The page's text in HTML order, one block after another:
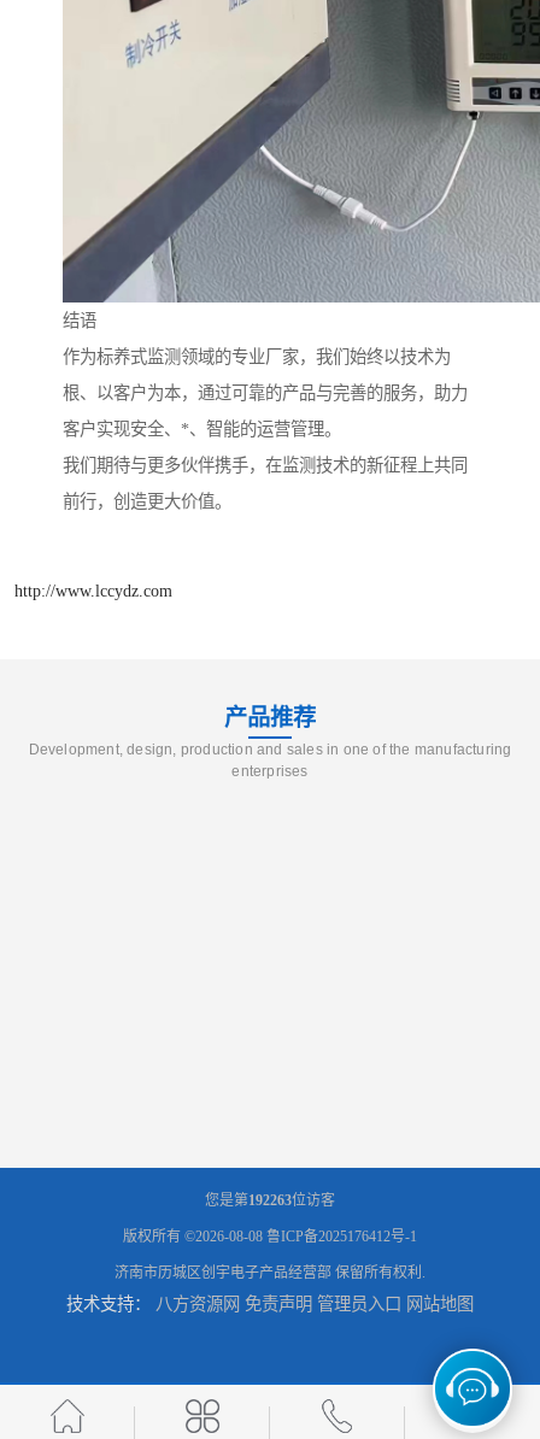
结语
作为标养式监测领域的专业厂家，我们始终以技术为
根、以客户为本，通过可靠的产品与完善的服务，助力
客户实现安全、*、智能的运营管理。
我们期待与更多伙伴携手，在监测技术的新征程上共同
前行，创造更大价值。
http://www.lccydz.com
产品推荐
Development, design, production and sales in one of the manufacturing
enterprises
您是第192263位访客
版权所有 ©2026-08-08 鲁ICP备2025176412号-1
济南市历城区创宇电子产品经营部 保留所有权利.
技术支持： 八方资源网 免责声明 管理员入口 网站地图